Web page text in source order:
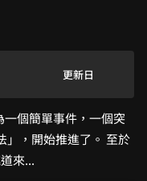
更新日
個簡單事件，一個突
」，開始推進了。 至於
來...